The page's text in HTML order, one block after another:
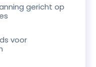
gericht op
voor